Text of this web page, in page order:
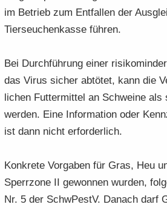
im Be­trieb zum Ent­fal­len der
Tier­seu­chen­kas­se füh­ren.
Bei Durch­füh­rung einer
das Virus si­cher ab­tö­tet, kann die
li­chen Fut­ter­mit­tel an Schwei­ne als
wer­den. Eine In­for­ma­ti­on oder
ist dann nicht er­for­der­lich.
Kon­kre­te Vor­ga­ben für Gras, Heu
Sperr­zo­ne II ge­won­nen wur­den,
Nr. 5 der SchwPestV. Da­nach darf